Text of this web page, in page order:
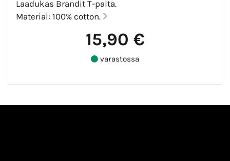
Laadukas Brandit T-paita.
Material: 100% cotton.
15,90 €
varastossa